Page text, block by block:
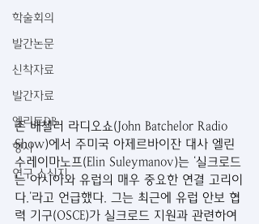
학술회의
발간논문
신착자료
발간자료
엘리트DB
행사
연구 소식지
존 배첼러 라디오쇼(John Batchelor Radio
Show)에서 주미국 아제르바이잔 대사 엘린
수레이마노프(Elin Suleymanov)는 ‘실크로드
는 아시아와 유럽의 매우 중요한 연결 고리이
다.’라고 언급했다. 그는 최근에 유럽 안보 협
력 기구(OSCE)가 실크로드 지원과 관련하여